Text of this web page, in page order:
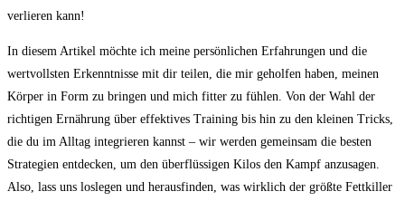
verlieren kann!
In diesem Artikel möchte‍ ich meine persönlichen Erfahrungen ⁢und die
wertvollsten Erkenntnisse mit‍ dir teilen, ‌die mir geholfen haben, meinen
Körper in ⁢Form zu bringen und mich fitter zu fühlen. Von der Wahl der
richtigen⁢ Ernährung ⁢über effektives Training bis hin zu den kleinen Tricks,
⁣die du im Alltag integrieren kannst‍ – wir werden⁤ gemeinsam die besten⁤
Strategien entdecken, um den überflüssigen Kilos⁣ den Kampf anzusagen.
Also, lass uns loslegen und herausfinden, ⁤was wirklich der größte Fettkiller